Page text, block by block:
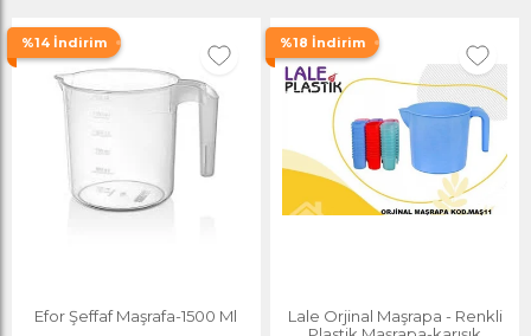
%14 İndirim
Efor Şeffaf Maşrafa-1500 Ml
%18 İndirim
Lale Orjinal Maşrapa - Renkli